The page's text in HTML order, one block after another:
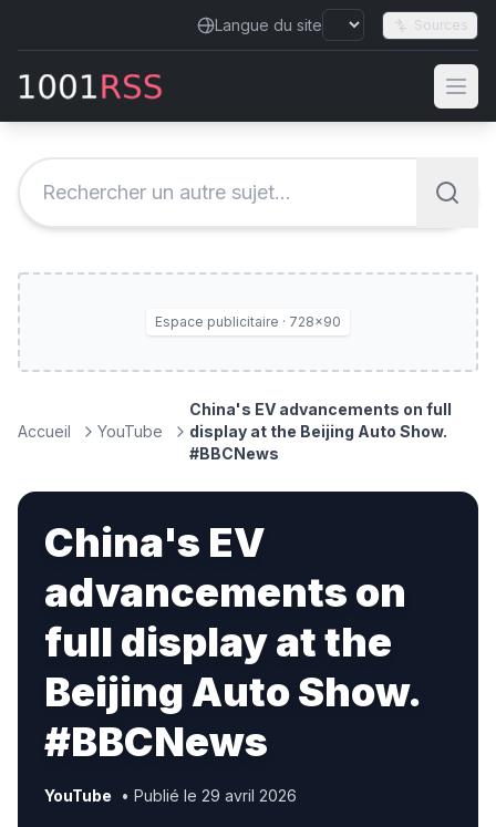
Langue du site Sources
Espace publicitaire · 728×90
Accueil YouTube
China's EV advancements on full
display at the Beijing Auto Show.
#BBCNews
China's EV
advancements on
full display at the
Beijing Auto Show.
#BBCNews
YouTube • Publié le 29 avril 2026